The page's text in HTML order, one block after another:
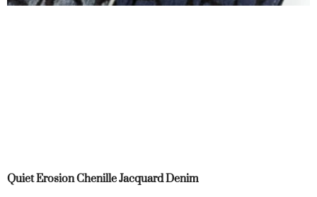
Quiet Erosion Chenille Jacquard Denim